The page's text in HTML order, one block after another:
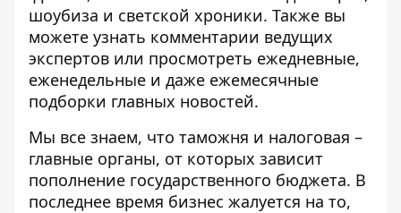
шоубиза и светской хроники. Также вы
можете узнать комментарии ведущих
экспертов или просмотреть ежедневные,
еженедельные и даже ежемесячные
подборки главных новостей.
Мы все знаем, что таможня и налоговая –
главные органы, от которых зависит
пополнение государственного бюджета. В
последнее время бизнес жалуется на то,